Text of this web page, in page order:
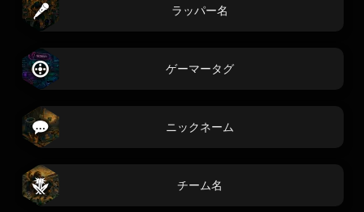
ラッパー名
ゲーマータグ
ニックネーム
チーム名